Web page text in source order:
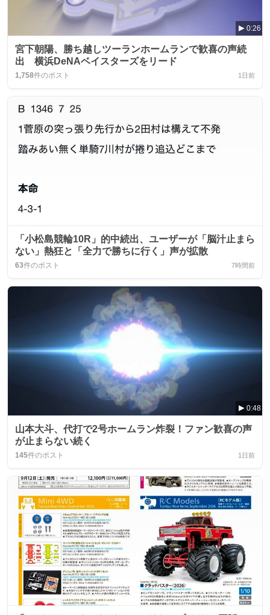
0:26
宮下朝陽、勝ち越しツーランホームランで歓喜の声続
出 横浜DeNAベイスターズをリード
1,758件のポスト 1日前
「小松島競輪10R」的中続出、ユーザーが「脳汁止まら
ない」熱狂と「全力で勝ちに行く」声が拡散
63件のポスト 7時間前
0:48
山本大斗、代打で2号ホームラン炸裂！ファン歓喜の声
が止まらない続く
145件のポスト 1日前